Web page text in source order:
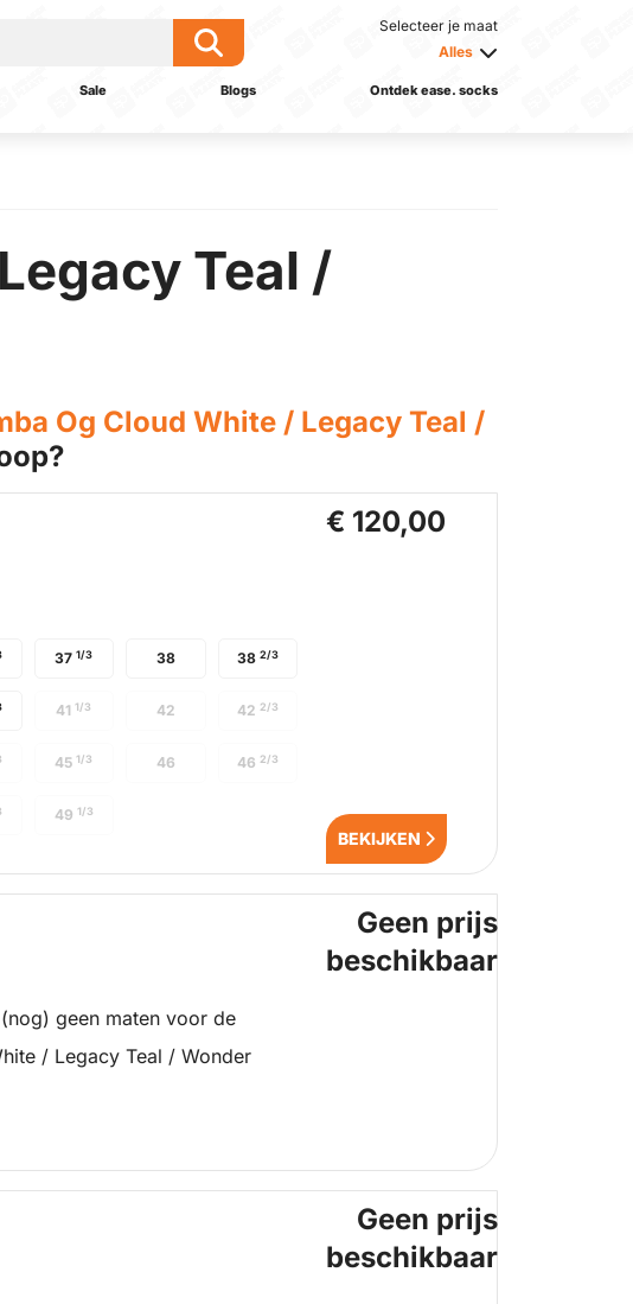
Selecteer je maat
Alles
Sale Blogs Ontdek ease. socks
Teal /
Og Cloud White / Legacy Teal /
geen maten voor de
/ Legacy Teal / Wonder
Geen prijs
beschikbaar
Geen prijs
beschikbaar
371/3 38 38 2/3
411/3 42 42 2/3
451/3 46 46 2/3
49 1/3
€ 120,00
BEKIJKEN